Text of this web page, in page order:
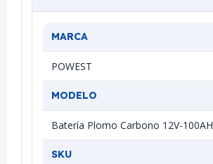
MARCA
POWEST
MODELO
Batería Plomo Carbono 12V-100AH
SKU